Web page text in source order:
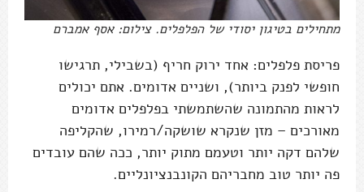
מתחילים בטיגון יסודי של הפלפלים. צילום: אסף אמברם
פריסת פלפלים: אחד ירוק חריף (בשבילי, תרגישו
חופשי לפנק ביותר), ושניים אדומים. אתם יכולים
לראות מהתמונה שהשתמשתי בפלפלים אדומים
מאורכים – מזן שנקרא שושקה/רמירו, שהקליפה
שלהם דקה יותר וטעמם מתוק יותר, ככה שהם עובדים
פה יותר טוב מחבריהם הקונבנציונליים.